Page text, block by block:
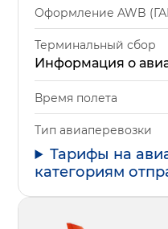
Оформление AWB
Терминальный сбор
Информация о
Время полета
Тип авиаперевозки
Тарифы на
категориям